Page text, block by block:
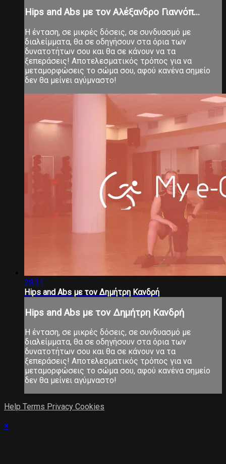
Hips and Abs με τον Αλέξανδρο Γιαννόπ...
Η ένταση, σε μικρές δόσεις, σε συνδυασμό με
διαλείμματα, θα σε οδηγήσουν στα όρια των
δυνατοτήτων σου και θα σε κάνουν να τα
ξεπεράσεις! Αποτελεσματικός τρόπος για να
μεταμορφώσεις το σώμα σου, αφού κανένα σημείο
δεν θα μείνει αγύμναστο!
28:31
Hips and Abs με τον Δημήτρη Κανδρή
Hips and Abs με τον Δημήτρη Κανδρή
Η ένταση, σε μικρές δόσεις, σε συνδυασμό με
διαλείμματα, θα σε οδηγήσουν στα όρια των
δυνατοτήτων σου και θα σε κάνουν να τα
ξεπεράσεις! Αποτελεσματικός τρόπος για να
μεταμορφώσεις το σώμα σου, αφού κανένα σημείο
δεν θα μείνει αγύμναστο!
Help Terms Privacy Cookies
×